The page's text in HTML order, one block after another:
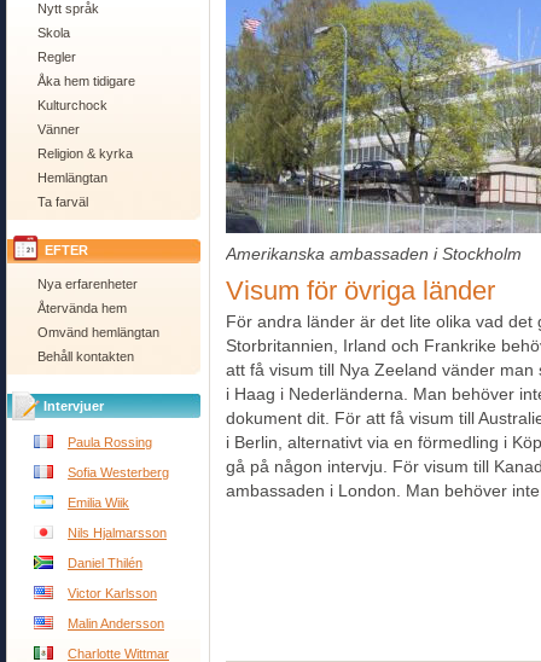
Nytt språk
Skola
Regler
Åka hem tidigare
Kulturchock
Vänner
Religion & kyrka
Hemlängtan
Ta farväl
EFTER
Nya erfarenheter
Återvända hem
Omvänd hemlängtan
Behåll kontakten
Intervjuer
Paula Rossing
Sofia Westerberg
Emilia Wiik
Nils Hjalmarsson
Daniel Thilén
Victor Karlsson
Malin Andersson
Charlotte Wittmar
Amerikanska ambassaden i Stockholm
Visum för övriga länder
För andra länder är det lite olika vad
Storbritannien, Irland och Frankrike
att få visum till Nya Zeeland vänder
i Haag i Nederländerna. Man behöver
dokument dit. För att få visum till
i Berlin, alternativt via en förmedling i
gå på någon intervju. För visum till
ambassaden i London. Man behöver